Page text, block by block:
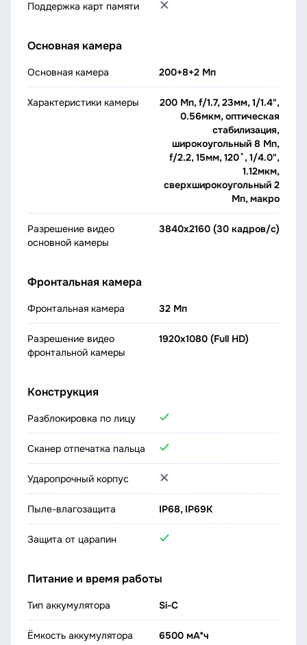
Поддержка карт памяти
Основная камера
Основная камера 200+8+2 Мп
Характеристики камеры
200 Мп, f/1.7, 23мм, 1/1.4",
0.56мкм, оптическая
стабилизация,
широкоугольный 8 Мп,
f/2.2, 15мм, 120˚, 1/4.0",
1.12мкм,
сверхширокоугольный 2
Мп, макро
Разрешение видео
основной камеры
3840x2160 (30 кадров/с)
Фронтальная камера
Фронтальная камера 32 Мп
Разрешение видео
фронтальной камеры
1920x1080 (Full HD)
Конструкция
Разблокировка по лицу
Сканер отпечатка пальца
Ударопрочный корпус
Пыле-влагозащита IP68, IP69K
Защита от царапин
Питание и время работы
Тип аккумулятора Si-C
Ёмкость аккумулятора 6500 мА*ч